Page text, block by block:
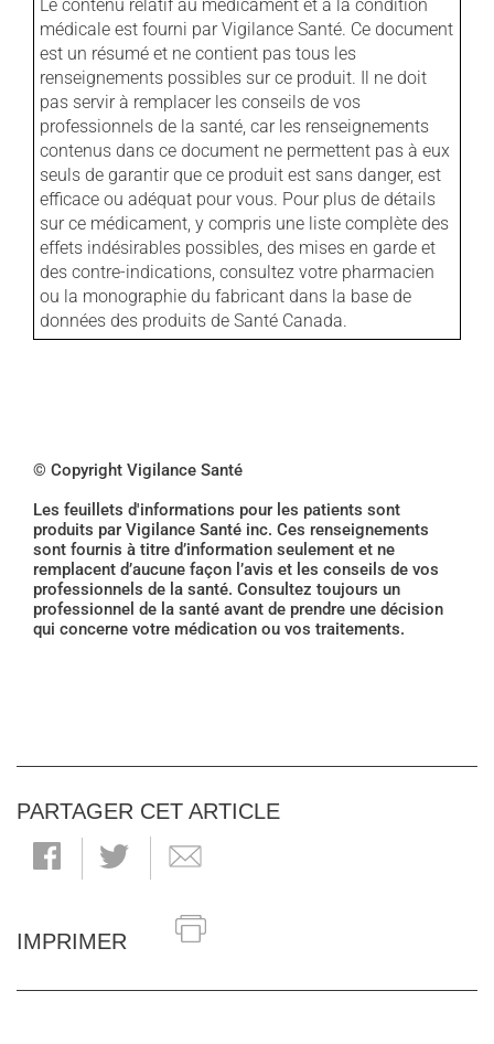
Le contenu relatif au médicament et à la condition
médicale est fourni par Vigilance Santé. Ce document
est un résumé et ne contient pas tous les
renseignements possibles sur ce produit. Il ne doit
pas servir à remplacer les conseils de vos
professionnels de la santé, car les renseignements
contenus dans ce document ne permettent pas à eux
seuls de garantir que ce produit est sans danger, est
efficace ou adéquat pour vous. Pour plus de détails
sur ce médicament, y compris une liste complète des
effets indésirables possibles, des mises en garde et
des contre-indications, consultez votre pharmacien
ou la monographie du fabricant dans la base de
données des produits de Santé Canada.
© Copyright Vigilance Santé
Les feuillets d'informations pour les patients sont
produits par Vigilance Santé inc. Ces renseignements
sont fournis à titre d’information seulement et ne
remplacent d’aucune façon l’avis et les conseils de vos
professionnels de la santé. Consultez toujours un
professionnel de la santé avant de prendre une décision
qui concerne votre médication ou vos traitements.
PARTAGER CET ARTICLE
IMPRIMER